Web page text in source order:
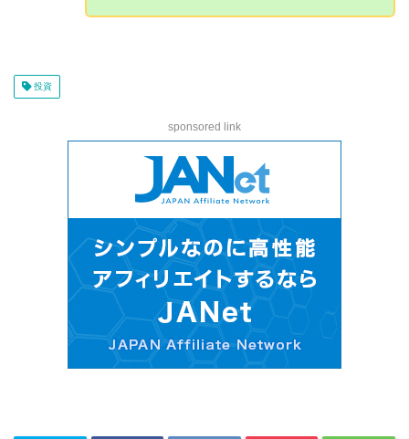
投資
sponsored link